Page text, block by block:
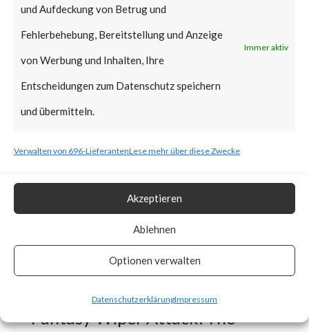
und Aufdeckung von Betrug und
Fehlerbehebung, Bereitstellung und Anzeige
von Werbung und Inhalten, Ihre
Entscheidungen zum Datenschutz speichern
und übermitteln.
Immer aktiv
Verwalten von 696-LieferantenLese mehr über diese Zwecke
Akzeptieren
Ablehnen
Optionen verwalten
DatenschutzerklärungImpressum
Sandals malware leverages
credentials and hostnames
collected by the threat actor
prior to the deployment of
Sandals and Fantasy for lateral
deletes Windows event logs, all
files in system drive and file
system cache memory and
overwrites the Master Boot
Record (MBR).Who is behind the
Fantasy Wiper Attack?The